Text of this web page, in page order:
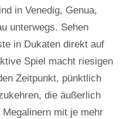
in Venedig, Genua,
unterwegs. Sehen
in Dukaten direkt auf
Spiel macht riesigen
Zeitpunkt, pünktlich
die äußerlich
mit je mehr